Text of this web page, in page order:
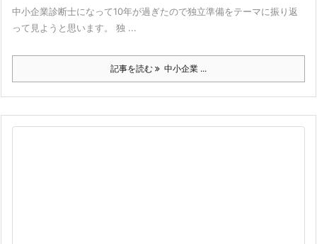
中小企業診断士になって10年が過ぎたので独立準備をテーマに振り返
って見ようと思います。 独 ...
記事を読む 中小企業 ...